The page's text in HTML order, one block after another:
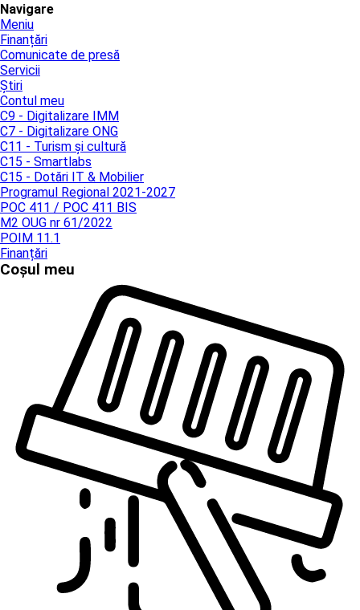
Navigare
Meniu
Finanțări
Comunicate de presă
Servicii
Știri
Contul meu
C9 - Digitalizare IMM
C7 - Digitalizare ONG
C11 - Turism și cultură
C15 - Smartlabs
C15 - Dotări IT & Mobilier
Programul Regional 2021-2027
POC 411 / POC 411 BIS
M2 OUG nr 61/2022
POIM 11.1
Finanțări
Coșul meu